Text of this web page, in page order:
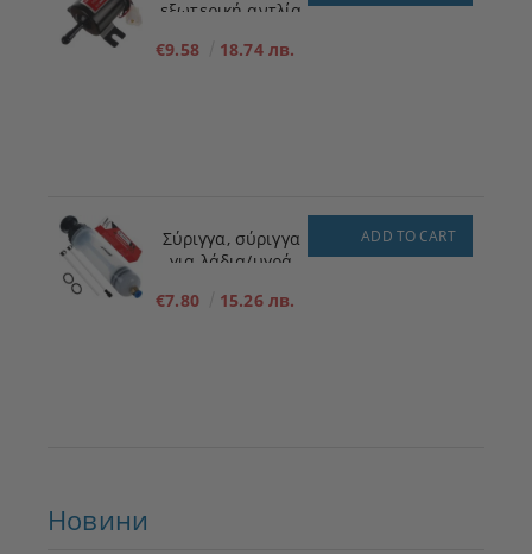
εξωτερική αντλία
καυσίμου για
€9.58 18.74 лв.
Σύριγγα, σύριγγα
για λάδια/υγρά
€7.80 15.26 лв.
ADD TO CART
Новини